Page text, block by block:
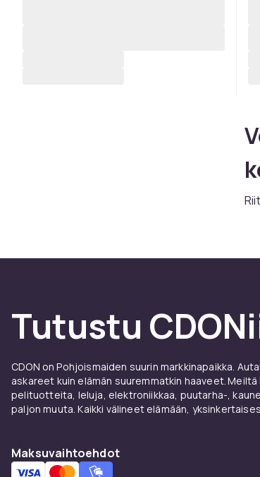
Tutustu
CDON on Pohjoismaiden suurin markkinapaikka.
askareet kuin elämän suuremmatkin haaveet.
pelituotteita, leluja, elektroniikkaa, puutarha-,
paljon muuta. Kaikki välineet elämään,
Maksuvaihtoehdot